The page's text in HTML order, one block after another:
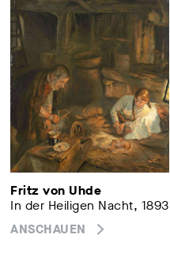
Fritz von Uhde
In der Heiligen Nacht, 1893
ANSCHAUEN